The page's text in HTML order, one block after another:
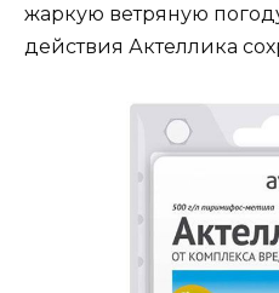
жаркую ветряную
действия Актеллика